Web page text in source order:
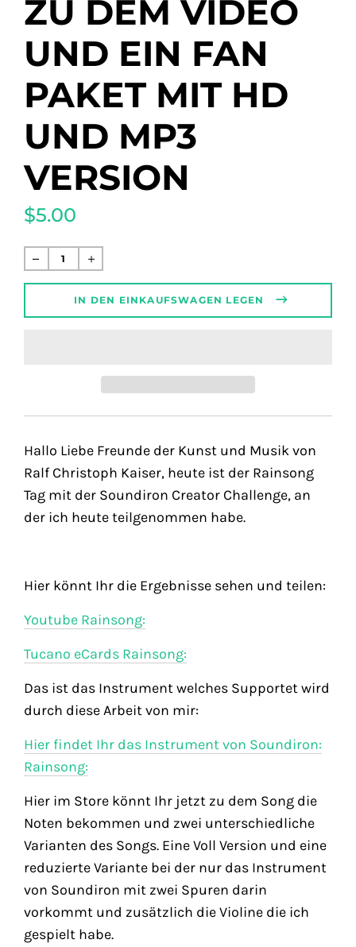
ZU DEM VIDEO
UND EIN FAN
PAKET MIT HD
UND MP3
VERSION
$5.00
Normaler
Preis
IN DEN EINKAUFSWAGEN LEGEN
Hallo Liebe Freunde der Kunst und Musik von
Ralf Christoph Kaiser, heute ist der Rainsong
Tag mit der Soundiron Creator Challenge, an
der ich heute teilgenommen habe.
Hier könnt Ihr die Ergebnisse sehen und teilen:
Youtube Rainsong:
Tucano eCards Rainsong:
Das ist das Instrument welches Supportet wird
durch diese Arbeit von mir:
Hier findet Ihr das Instrument von Soundiron:
Rainsong:
Hier im Store könnt Ihr jetzt zu dem Song die
Noten bekommen und zwei unterschiedliche
Varianten des Songs. Eine Voll Version und eine
reduzierte Variante bei der nur das Instrument
von Soundiron mit zwei Spuren darin
vorkommt und zusätzlich die Violine die ich
gespielt habe.